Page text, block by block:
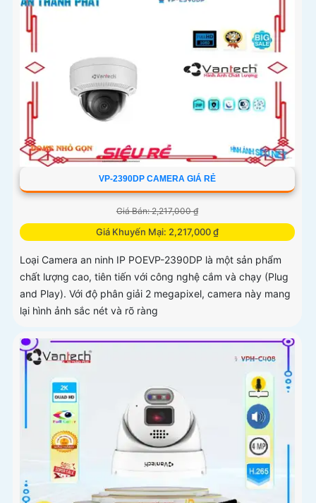
VP-2390DP CAMERA GIÁ RẺ
Giá Bán: 2,217,000 ₫
Giá Khuyến Mại: 2,217,000 ₫
Loại Camera an ninh IP POEVP-2390DP là một sản phẩm
chất lượng cao, tiên tiến với công nghệ cắm và chạy (Plug
and Play). Với độ phân giải 2 megapixel, camera này mang
lại hình ảnh sắc nét và rõ ràng